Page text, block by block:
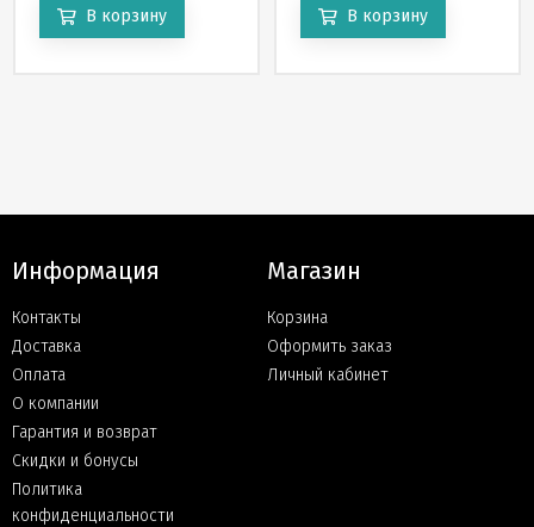
В корзину В корзину
Информация
Контакты
Доставка
Оплата
О компании
Гарантия и возврат
Скидки и бонусы
Политика
конфиденциальности
Магазин
Корзина
Оформить заказ
Личный кабинет